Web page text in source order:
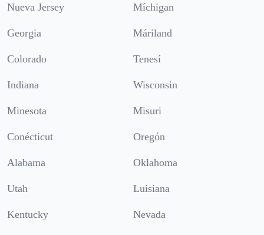
Nueva Jersey Míchigan
Georgia Máriland
Colorado Tenesí
Indiana Wisconsin
Minesota Misuri
Conécticut Oregón
Alabama Oklahoma
Utah Luisiana
Kentucky Nevada